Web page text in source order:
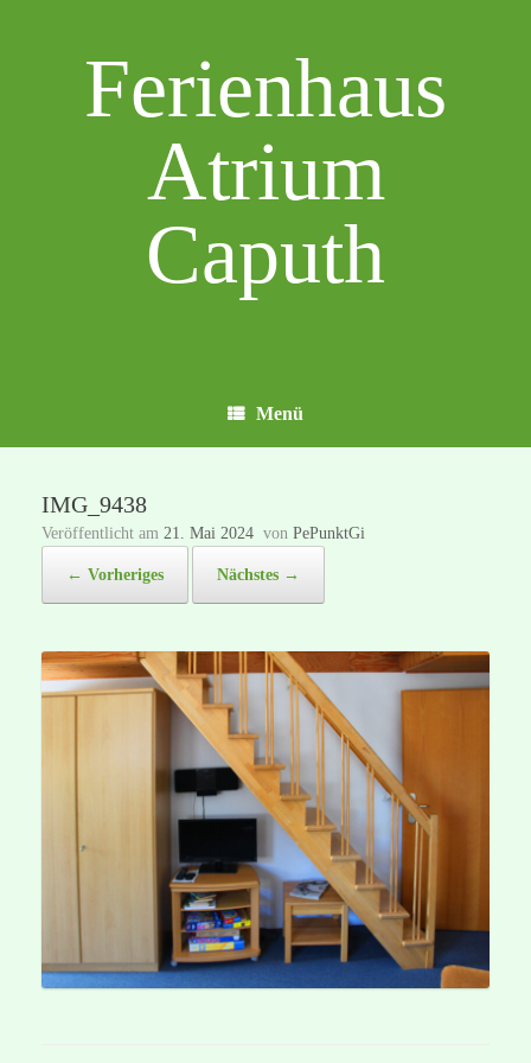
Ferienhaus
Atrium
Caputh
Menü
IMG_9438
Veröffentlicht am 21. Mai 2024 von PePunktGi
← Vorheriges Nächstes →